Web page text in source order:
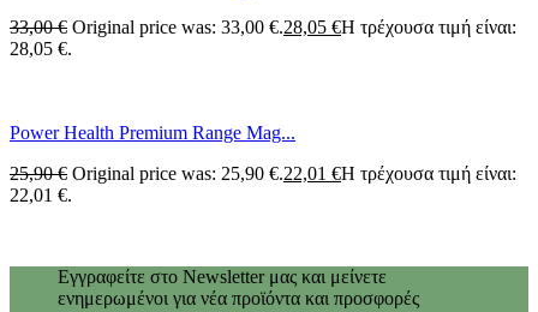
33,00€ Original price was: 33,00 €.28,05 €Η τρέχουσα τιμή είναι:
28,05 €.
Power Health Premium Range Mag...
25,90€ Original price was: 25,90 €.22,01 €Η τρέχουσα τιμή είναι:
22,01 €.
Εγγραφείτε στο Newsletter μας και μείνετε
ενημερωμένοι για νέα προϊόντα και προσφορές